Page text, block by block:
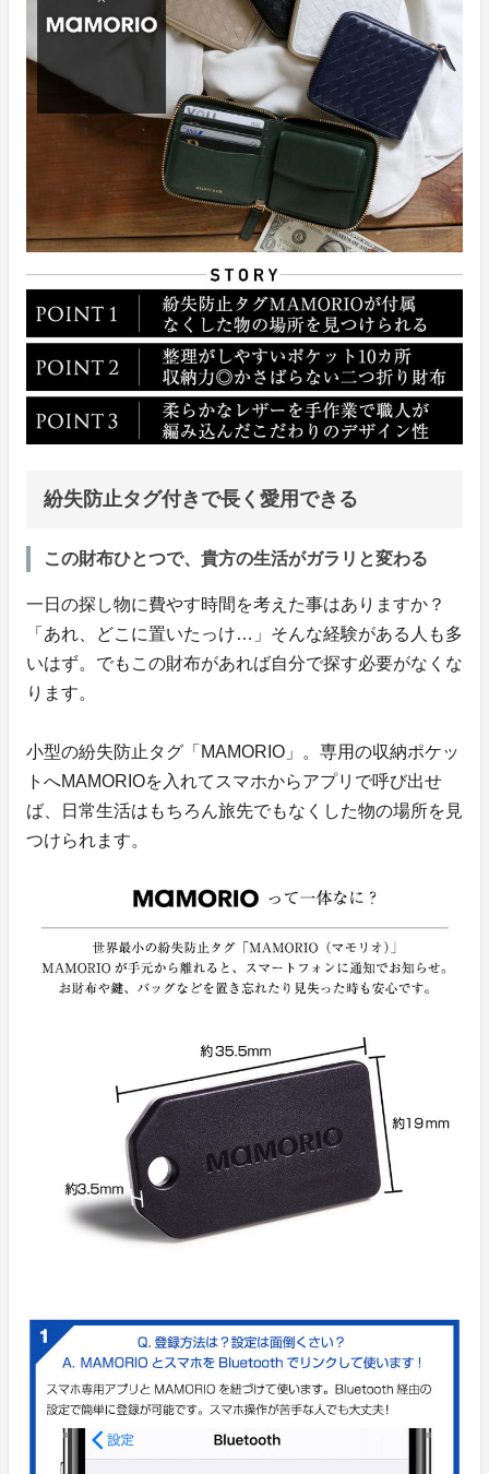
紛失防止タグ付きで長く愛用できる
この財布ひとつで、貴方の生活がガラリと変わる
一日の探し物に費やす時間を考えた事はありますか？
「あれ、どこに置いたっけ…」そんな経験がある人も多
いはず。でもこの財布があれば自分で探す必要がなくな
ります。
小型の紛失防止タグ「MAMORIO」。専用の収納ポケッ
トへMAMORIOを入れてスマホからアプリで呼び出せ
ば、日常生活はもちろん旅先でもなくした物の場所を見
つけられます。